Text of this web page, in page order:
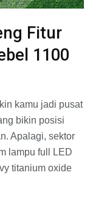
Fitur
1100
kamu jadi pusat
bikin posisi
Apalagi, sektor
lampu full LED
titanium oxide